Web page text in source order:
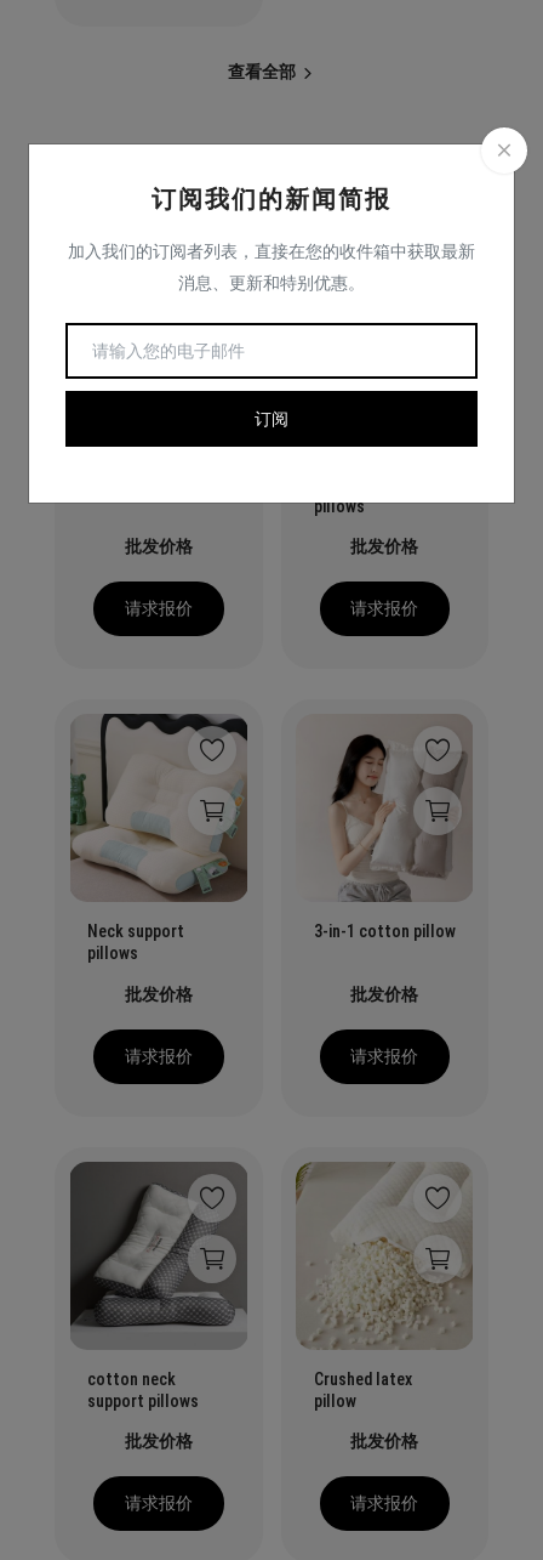
订阅我们的新闻简报
加入我们的订阅者列表，直接在您的收件箱中获取最新
消息、更新和特别优惠。
订阅
查看全部
您可能还喜欢
批发价格
请求报价
pillows
批发价格
请求报价
Neck support
pillows
批发价格
请求报价
3-in-1 cotton pillow
批发价格
请求报价
cotton neck
support pillows
批发价格
请求报价
Crushed latex
pillow
批发价格
请求报价